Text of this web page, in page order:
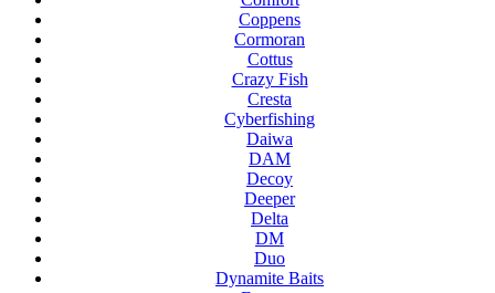
Coppens
Cormoran
Cottus
Crazy Fish
Cresta
Cyberfishing
Daiwa
DAM
Decoy
Deeper
Delta
DM
Duo
Dynamite Baits